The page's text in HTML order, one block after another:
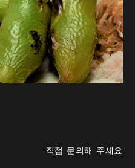
직접 문의해 주세요